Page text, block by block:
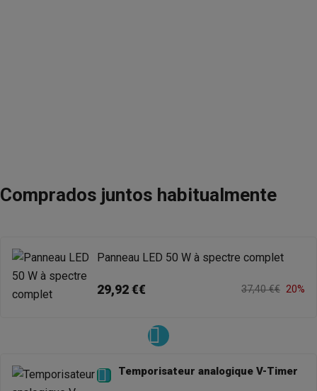
Comprados juntos habitualmente
Panneau LED 50 W à spectre complet
29,92 €€ 37,40 €€ 20%
 Temporisateur analogique V-Timer